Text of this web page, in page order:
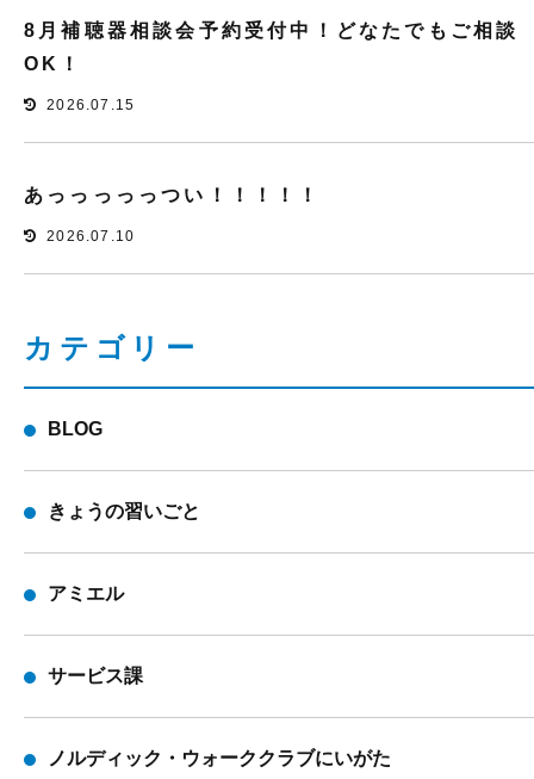
8月補聴器相談会予約受付中！どなたでもご相談
OK！
2026.07.15
あっっっっっつい！！！！！
2026.07.10
カテゴリー
BLOG
きょうの習いごと
アミエル
サービス課
ノルディック・ウォーククラブにいがた